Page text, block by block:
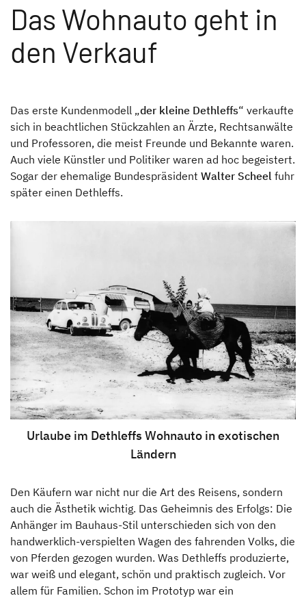
Das Wohnauto geht in
den Verkauf
Das erste Kundenmodell „der kleine Dethleffs“ verkaufte
sich in beachtlichen Stückzahlen an Ärzte, Rechtsanwälte
und Professoren, die meist Freunde und Bekannte waren.
Auch viele Künstler und Politiker waren ad hoc begeistert.
Sogar der ehemalige Bundespräsident Walter Scheel fuhr
später einen Dethleffs.
Urlaube im Dethleffs Wohnauto in exotischen
Ländern
Den Käufern war nicht nur die Art des Reisens, sondern
auch die Ästhetik wichtig. Das Geheimnis des Erfolgs: Die
Anhänger im Bauhaus-Stil unterschieden sich von den
handwerklich-verspielten Wagen des fahrenden Volks, die
von Pferden gezogen wurden. Was Dethleffs produzierte,
war weiß und elegant, schön und praktisch zugleich. Vor
allem für Familien. Schon im Prototyp war ein